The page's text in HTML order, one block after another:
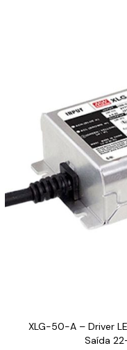
XLG-50-A – Driver
Saída